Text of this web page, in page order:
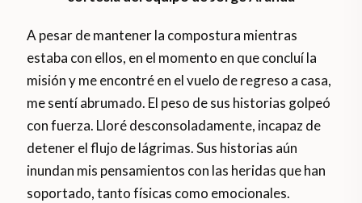
A pesar de mantener la compostura mientras
estaba con ellos, en el momento en que concluí la
misión y me encontré en el vuelo de regreso a casa,
me sentí abrumado. El peso de sus historias golpeó
con fuerza. Lloré desconsoladamente, incapaz de
detener el flujo de lágrimas. Sus historias aún
inundan mis pensamientos con las heridas que han
soportado, tanto físicas como emocionales.